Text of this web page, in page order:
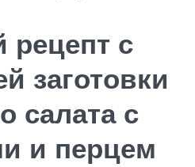
с
заготовки
салата с
и перцем